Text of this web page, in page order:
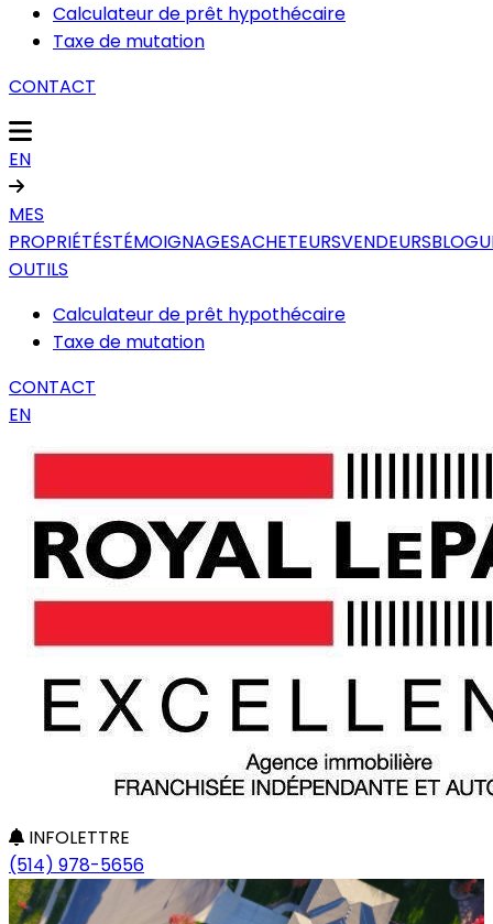
Calculateur de prêt hypothécaire
Taxe de mutation
CONTACT
EN
MES
PROPRIÉTÉSTÉMOIGNAGESACHETEURSVENDEURS
OUTILS
Calculateur de prêt hypothécaire
Taxe de mutation
CONTACT
EN
INFOLETTRE
(514) 978-5656